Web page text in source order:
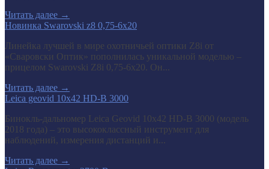
Читать далее →
Новинка Swarovski z8 0,75-6x20
Линейка лучшей в мире охотничьей оптики Z8i от
«Сваровски Оптик» пополнилась уникальной моделью –
прицелом Swarovski Z8i 0,75-6x20. Он...
Читать далее →
Leica geovid 10x42 HD-B 3000
Бинокль-дальномер Leica Geovid 10x42 HD-В 3000 (модель
2018 года) – это высококлассный инструмент для
наблюдений, измерения дистанций и...
Читать далее →